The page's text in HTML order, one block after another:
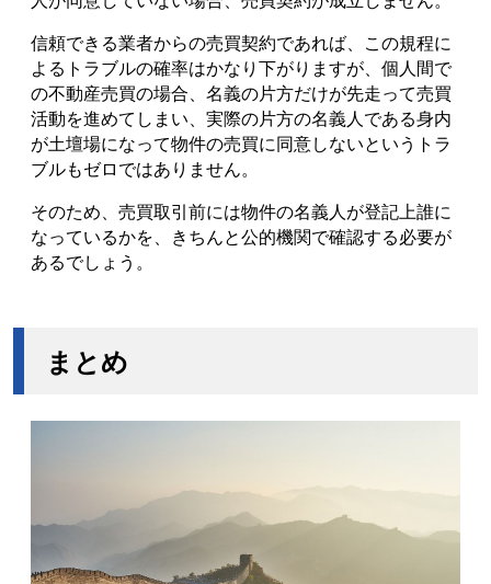
信頼できる業者からの売買契約であれば、この規程に
よるトラブルの確率はかなり下がりますが、個人間で
の不動産売買の場合、名義の片方だけが先走って売買
活動を進めてしまい、実際の片方の名義人である身内
が土壇場になって物件の売買に同意しないというトラ
ブルもゼロではありません。
そのため、売買取引前には物件の名義人が登記上誰に
なっているかを、きちんと公的機関で確認する必要が
あるでしょう。
まとめ